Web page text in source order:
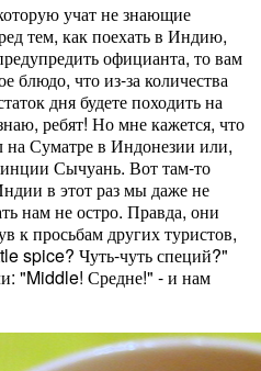
учат не знающие
тем, как поехать в Индию,
официанта, то вам
блюдо, что из-за количества
дня будете походить на
ребят! Но мне кажется, что
на Суматре в Индонезии или,
Сычуань. Вот там-то
в этот раз мы даже не
нам не остро. Правда, они
к просьбам других туристов,
spice? Чуть-чуть специй?"
"Middle! Средне!" - и нам